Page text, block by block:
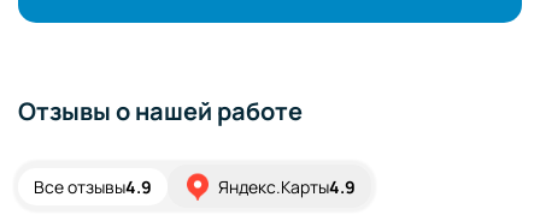
Отзывы о нашей работе
Все отзывы4.9 Яндекс.Карты4.9